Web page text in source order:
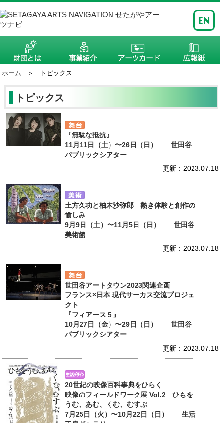
ホーム ＞ トピックス
トピックス
『無駄な抵抗』
11月11日（土）〜26日（日） 世田谷
パブリックシアター
更新：2023.07.18
土方久功と柚木沙弥郎 熱き体験と創作の
愉しみ
9月9日（土）〜11月5日（日） 世田谷
美術館
更新：2023.07.18
世田谷アートタウン2023関連企画
フランス×日本 現代サーカス交流プロジェ
クト
『フィアース５』
10月27日（金）〜29日（日） 世田谷
パブリックシアター
更新：2023.07.18
20世紀の映像百科事典をひらく
映像のフィールドワーク展 Vol.2 ひもを
うむ、あむ、くむ、むすぶ
7月25日（火）〜10月22日（日） 生活